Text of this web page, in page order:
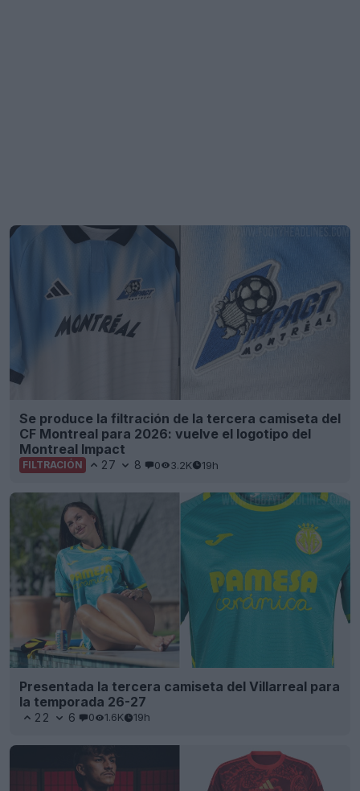
Se produce la filtración de la tercera camiseta del
CF Montreal para 2026: vuelve el logotipo del
Montreal Impact
FILTRACIÓN 27 8 0 3.2K 19h
Presentada la tercera camiseta del Villarreal para
la temporada 26-27
22 6 0 1.6K 19h